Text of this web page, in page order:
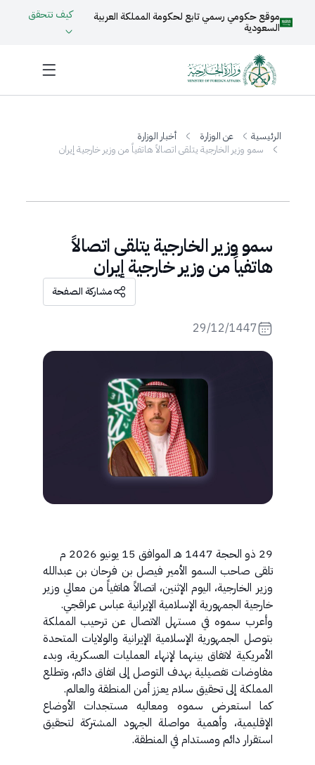
موقع حكومي رسمي تابع لحكومة المملكة العربية
السعودية
كيف تتحقق
الرئيسية عن الوزارة
أخبار الوزارة
سمو وزير الخارجية يتلقى اتصالاً هاتفياً من وزير خارجية إيران
سمو وزير الخارجية يتلقى اتصالاً
هاتفياً من وزير خارجية إيران
مشاركة الصفحة
29/12/1447
29 ذو الحجة 1447 هـ الموافق 15 يونيو 2026 م
تلقى صاحب السمو الأمير فيصل بن فرحان بن عبدالله
وزير الخارجية، اليوم الإثنين، اتصالاً هاتفياً من معالي وزير
خارجية الجمهورية الإسلامية الإيرانية عباس عراقجي.
وأعرب سموه في مستهل الاتصال عن ترحيب المملكة
بتوصل الجمهورية الإسلامية الإيرانية والولايات المتحدة
الأمريكية لاتفاق بينهما لإنهاء العمليات العسكرية، وبدء
مفاوضات تفصيلية بهدف التوصل إلى اتفاق دائم، وتطلع
المملكة إلى تحقيق سلام يعزز أمن المنطقة والعالم.
كما استعرض سموه ومعاليه مستجدات الأوضاع
الإقليمية، وأهمية مواصلة الجهود المشتركة لتحقيق
استقرار دائم ومستدام في المنطقة.